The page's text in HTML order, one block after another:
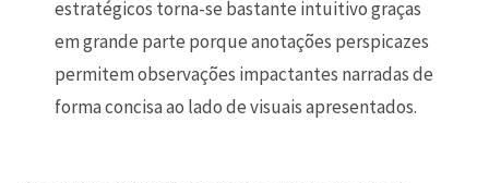
estratégicos torna-se bastante intuitivo graças
em grande parte porque anotações perspicazes
permitem observações impactantes narradas de
forma concisa ao lado de visuais apresentados.